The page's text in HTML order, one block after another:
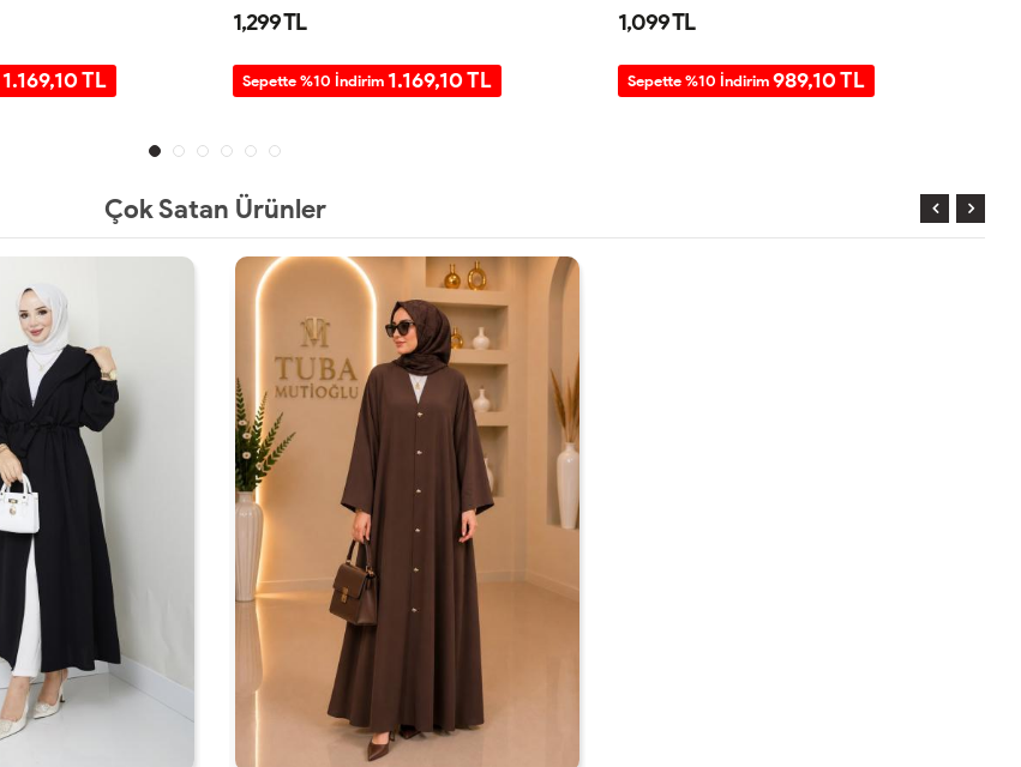
1.169,10 TL
1,299 TL
Sepette %10 İndirim 1.169,10 TL
1,099 TL
Sepette %10 İndirim 989,10 TL
Çok Satan Ürünler